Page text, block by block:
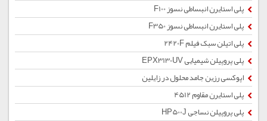
پلی استایرن انبساطی نسوز F100
پلی استایرن انبساطی نسوز F350
پلی اتیلن سبک فیلم 2420F
پلی پروپیلن شیمیایی EPX3130UV
اپوکسی رزین جامد محلول در زایلین
پلی استایرن مقاوم 4512
پلی پروپیلن نساجی HP500J